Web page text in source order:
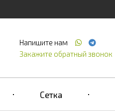
Напишите нам
Закажите обратный звонок
Сетка